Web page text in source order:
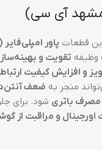
آی سی)
قطعات پاور امپلی‌فایر (PA)
تقویت و
و افزایش کیفیت
منجر به ضعف
باتری شود. برای
اورجینال و مراقبت از